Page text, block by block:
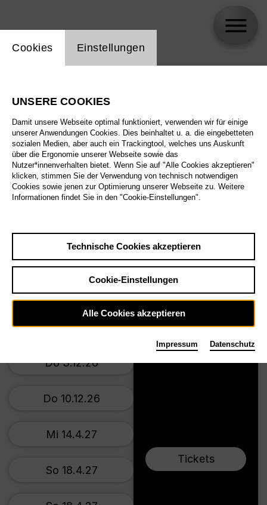
Biographie
Spielplan
In 80 Tagen um die
Welt
So 15.11.26,
Preise ab € 34,00
Großes Haus
Tickets
So 15.11.26
So 22.11.26
Mi 2.12.26
Do 3.12.26
Do 10.12.26
Mi 14.4.27
So 18.4.27
Einstellung Website Cookie
Cookies Einstellungen
UNSERE COOKIES
Damit unsere Webseite optimal funktioniert, verwenden wir für einige
unserer Anwendungen Cookies. Dies beinhaltet u. a. die eingebetteten
sozialen Medien, aber auch ein Trackingtool, welches uns Auskunft
über die Ergonomie unserer Webseite sowie das
Nutzer*innenverhalten bietet. Wenn Sie auf "Alle Cookies akzeptieren"
klicken, stimmen Sie der Verwendung von technisch notwendigen
Cookies sowie jenen zur Optimierung unserer Webseite zu. Weitere
Informationen findet Sie in den "Cookie-Einstellungen".
Technische Cookies akzeptieren
Cookie-Einstellungen
Alle Cookies akzeptieren
Impressum Datenschutz